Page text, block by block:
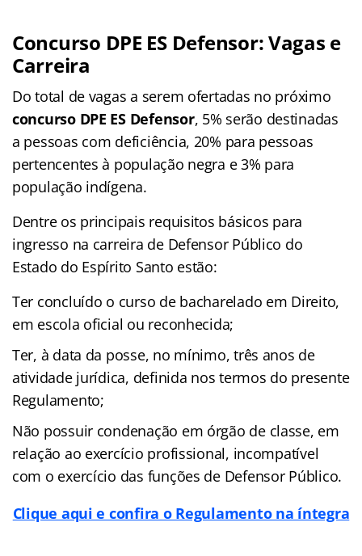
Concurso DPE ES Defensor: Vagas e
Carreira
Do total de vagas a serem ofertadas no próximo
concurso DPE ES Defensor, 5% serão destinadas
a pessoas com deficiência, 20% para pessoas
pertencentes à população negra e 3% para
população indígena.
Dentre os principais requisitos básicos para
ingresso na carreira de Defensor Público do
Estado do Espírito Santo estão:
Ter concluído o curso de bacharelado em Direito,
em escola oficial ou reconhecida;
Ter, à data da posse, no mínimo, três anos de
atividade jurídica, definida nos termos do presente
Regulamento;
Não possuir condenação em órgão de classe, em
relação ao exercício profissional, incompatível
com o exercício das funções de Defensor Público.
Clique aqui e confira o Regulamento na íntegra